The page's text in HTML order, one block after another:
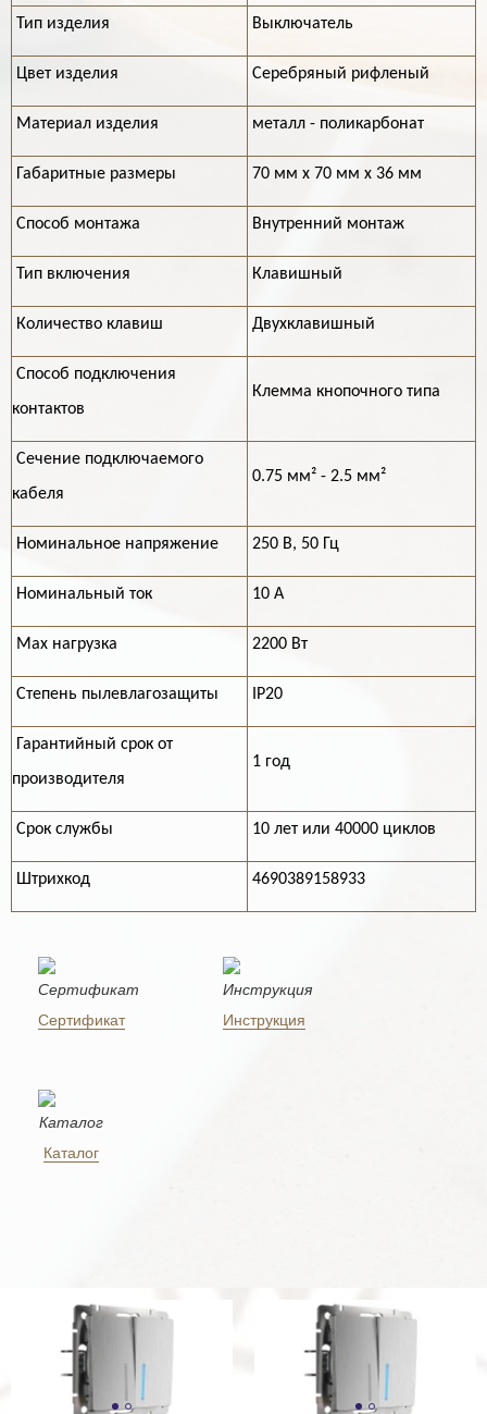
Тип изделия Выключатель
Цвет изделия Серебряный рифленый
Материал изделия металл - поликарбонат
Габаритные размеры 70 мм х 70 мм х 36 мм
Способ монтажа Внутренний монтаж
Тип включения Клавишный
Количество клавиш Двухклавишный
Способ подключения
контактов
Клемма кнопочного типа
Cечение подключаемого
кабеля
0.75 мм² - 2.5 мм²
Номинальное напряжение 250 В, 50 Гц
Номинальный ток 10 А
Max нагрузка 2200 Вт
Степень пылевлагозащиты IP20
Гарантийный срок от
производителя
1 год
Срок службы 10 лет или 40000 циклов
Штрихкод 4690389158933
Сертификат Инструкция
Каталог